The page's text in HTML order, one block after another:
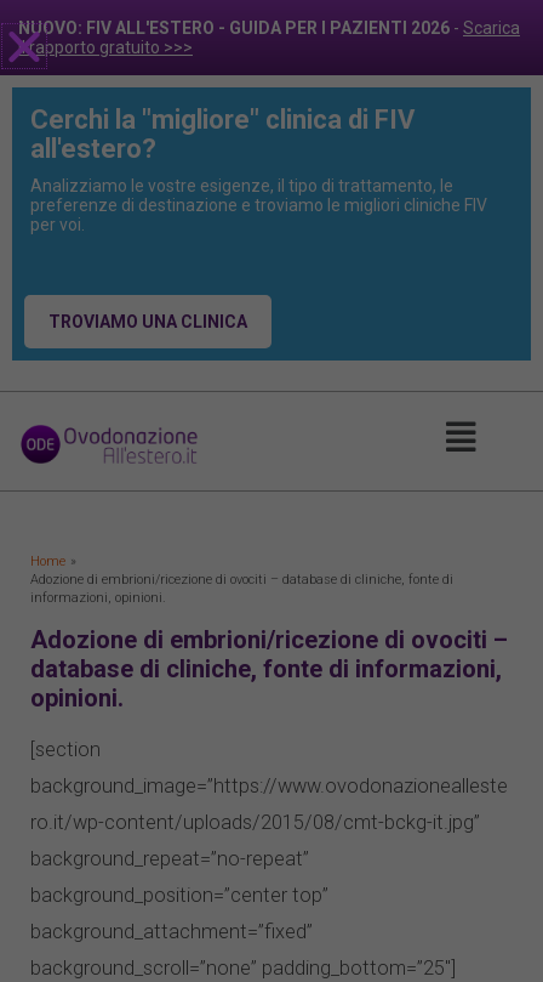
NUOVO: FIV ALL'ESTERO - GUIDA PER I PAZIENTI 2026 - Scarica
il rapporto gratuito >>>
Cerchi la "migliore" clinica di FIV
all'estero?
Analizziamo le vostre esigenze, il tipo di trattamento, le
preferenze di destinazione e troviamo le migliori cliniche FIV
per voi.
TROVIAMO UNA CLINICA
Main
Menu
Home
Adozione di embrioni/ricezione di ovociti – database di cliniche, fonte di
informazioni, opinioni.
Adozione di embrioni/ricezione di ovociti –
database di cliniche, fonte di informazioni,
opinioni.
[section
background_image=”https://www.ovodonazionealleste
ro.it/wp-content/uploads/2015/08/cmt-bckg-it.jpg”
background_repeat=”no-repeat”
background_position=”center top”
background_attachment=”fixed”
background_scroll=”none” padding_bottom=”25″]